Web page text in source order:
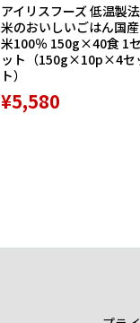
アイリスフーズ 低温製法
米のおいしいごはん国産
米100％ 150g×40食 1セ
ット（150g×10p×4セ
ト）
¥5,580